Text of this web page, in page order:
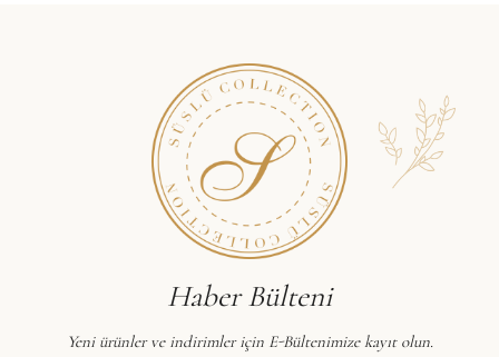
Haber Bülteni
Yeni ürünler ve indirimler için E-Bültenimize kayıt olun.